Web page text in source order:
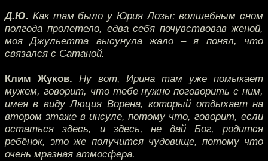
Д.Ю. Как там было у Юрия Лозы: волшебным сном
полгода пролетело, едва себя почувствовав женой,
моя Джульетта высунула жало – я понял, что
связался с Сатаной.
Клим Жуков. Ну вот, Ирина там уже помыкает
мужем, говорит, что тебе нужно поговорить с ним,
имея в виду Люция Ворена, который отдыхает на
втором этаже в инсуле, потому что, говорит, если
остаться здесь, и здесь, не дай Бог, родится
ребёнок, это же получится чудовище, потому что
очень мразная атмосфера.